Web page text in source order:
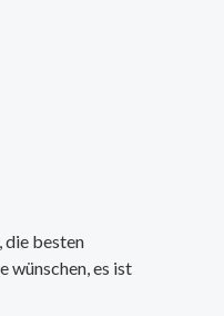
die besten
wünschen, es ist